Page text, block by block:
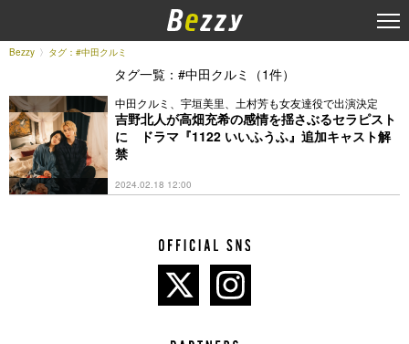
Bezzy タグ：#中田クルミ
タグ一覧：#中田クルミ（1件）
中田クルミ、宇垣美里、土村芳も女友達役で出演決定
吉野北人が高畑充希の感情を揺さぶるセラピスト
に ドラマ『1122 いいふうふ』追加キャスト解
禁
2024.02.18 12:00